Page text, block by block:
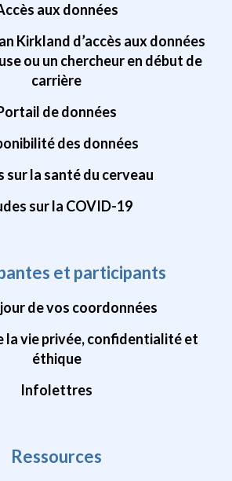
aux données
Kirkland d’accès aux données
ou un chercheur en début de
carrière
de données
des données
sur la santé du cerveau
sur la COVID-19
et participants
de vos coordonnées
la vie privée, confidentialité et
éthique
Infolettres
Ressources